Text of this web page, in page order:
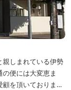
親しまれている伊勢
便には大変恵ま
を頂いておりま